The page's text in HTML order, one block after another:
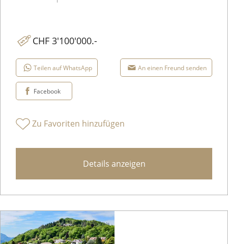
CHF 3'100'000.-
Teilen auf WhatsApp An einen Freund senden
Facebook
Zu Favoriten hinzufügen
Details anzeigen